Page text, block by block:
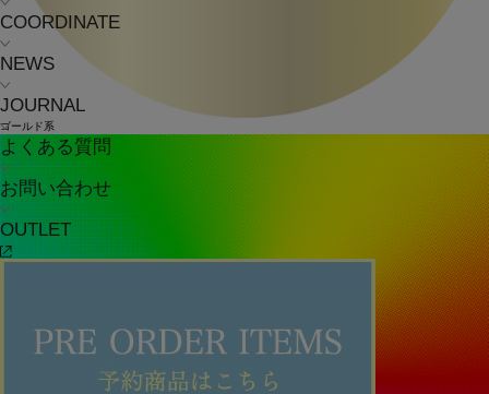
COORDINATE
NEWS
JOURNAL
よくある質問
お問い合わせ
OUTLET
ゴールド系